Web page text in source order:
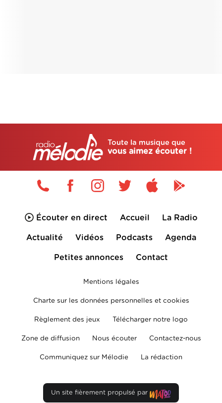
Toute la musique que
vous aimez écouter !
Écouter en direct Accueil La Radio
Actualité Vidéos Podcasts Agenda
Petites annonces Contact
Mentions légales
Charte sur les données personnelles et cookies
Règlement des jeux Télécharger notre logo
Zone de diffusion Nous écouter Contactez-nous
Communiquez sur Mélodie La rédaction
Un site fièrement propulsé par